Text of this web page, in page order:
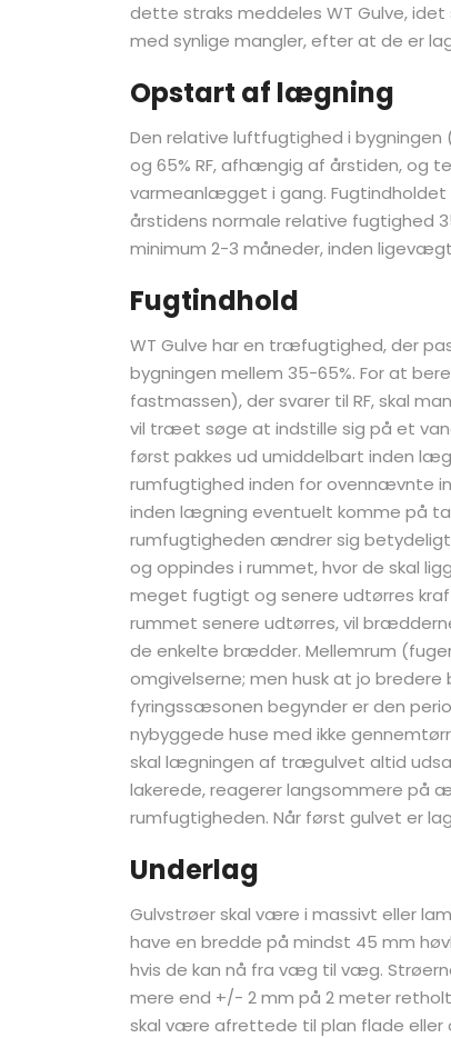
dette straks meddeles WT Gulve,
med synlige mangler, efter at de er
Opstart af lægning
Den relative luftfugtighed i
og 65% RF, afhængig af årstiden, og
varmeanlægget i gang.
årstidens normale relative fugtighed
minimum 2-3 måneder, inden
Fugtindhold
WT Gulve har en træfugtighed, der
bygningen mellem 35-65%. For at
fastmassen), der svarer til RF, skal
vil træet søge at indstille sig på et
først pakkes ud umiddelbart inden
rumfugtighed inden for ovennævnte
inden lægning eventuelt komme på
rumfugtigheden ændrer sig betydeligt
og oppindes i rummet, hvor de skal
meget fugtigt og senere udtørres
rummet senere udtørres, vil
de enkelte brædder. Mellemrum
omgivelserne; men husk at jo
fyringssæsonen begynder er den
nybyggede huse med ikke
skal lægningen af trægulvet altid
lakerede, reagerer langsommere på
rumfugtigheden. Når først gulvet er
Underlag
Gulvstrøer skal være i massivt eller
have en bredde på mindst 45 mm
hvis de kan nå fra væg til væg.
mere end +/- 2 mm på 2 meter
skal være afrettede til plan flade